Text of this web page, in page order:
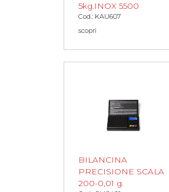
5kg.INOX 5500
Cod.: KAU607
scopri
BILANCINA
PRECISIONE SCALA
200-0,01 g.